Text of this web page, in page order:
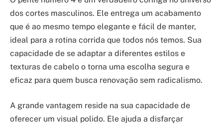
dos cortes masculinos. Ele entrega um acabamento
que é ao mesmo tempo elegante e fácil de manter,
ideal para a rotina corrida que todos nós temos. Sua
capacidade de se adaptar a diferentes estilos e
texturas de cabelo o torna uma escolha segura e
eficaz para quem busca renovação sem radicalismo.
A grande vantagem reside na sua capacidade de
oferecer um visual polido. Ele ajuda a disfarçar